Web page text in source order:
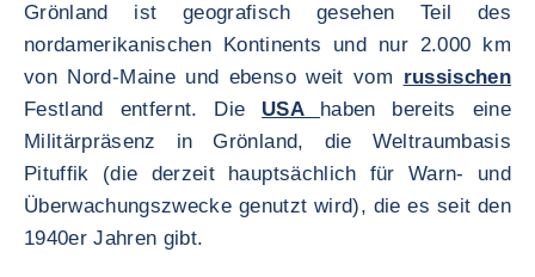
Grönland ist geografisch gesehen Teil des
nordamerikanischen Kontinents und nur 2.000 km
von Nord-Maine und ebenso weit vom russischen
Festland entfernt. Die USA haben bereits eine
Militärpräsenz in Grönland, die Weltraumbasis
Pituffik (die derzeit hauptsächlich für Warn- und
Überwachungszwecke genutzt wird), die es seit den
1940er Jahren gibt.